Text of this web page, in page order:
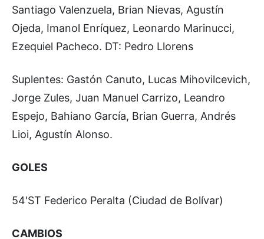
Santiago Valenzuela, Brian Nievas, Agustín
Ojeda, Imanol Enríquez, Leonardo Marinucci,
Ezequiel Pacheco. DT: Pedro Llorens
Suplentes: Gastón Canuto, Lucas Mihovilcevich,
Jorge Zules, Juan Manuel Carrizo, Leandro
Espejo, Bahiano García, Brian Guerra, Andrés
Lioi, Agustín Alonso.
GOLES
54'ST Federico Peralta (Ciudad de Bolívar)
CAMBIOS